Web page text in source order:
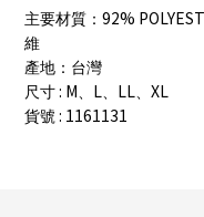
主要材質： 92%
維
產地：台灣
尺寸 : M、 L、 LL、 XL
貨號 : 1161131